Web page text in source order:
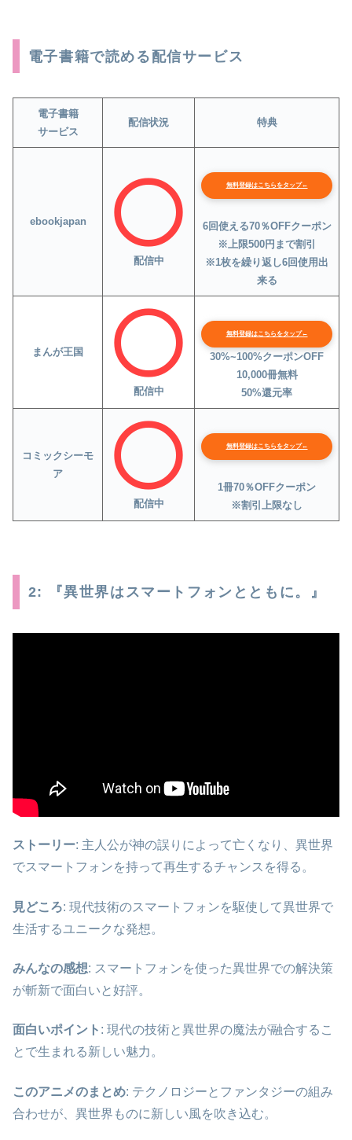
電子書籍で読める配信サービス
電子書籍
サービス
配信状況 特典
ebookjapan
配信中
無料登録はこちらをタップ←
6回使える70％OFFクーポン
※上限500円まで割引
※1枚を繰り返し6回使用出
来る
まんが王国
配信中
無料登録はこちらをタップ←
30%~100%クーポンOFF
10,000冊無料
50%還元率
コミックシーモ
ア
配信中
無料登録はこちらをタップ←
1冊70％OFFクーポン
※割引上限なし
2: 『異世界はスマートフォンとともに。』
ストーリー: 主人公が神の誤りによって亡くなり、異世界
でスマートフォンを持って再生するチャンスを得る。
見どころ: 現代技術のスマートフォンを駆使して異世界で
生活するユニークな発想。
みんなの感想: スマートフォンを使った異世界での解決策
が斬新で面白いと好評。
面白いポイント : 現代の技術と異世界の魔法が融合するこ
とで生まれる新しい魅力。
このアニメのまとめ: テクノロジーとファンタジーの組み
合わせが、異世界ものに新しい風を吹き込む。